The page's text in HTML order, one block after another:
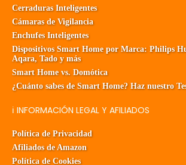
Cerraduras Inteligentes
Cámaras de Vigilancia
Enchufes Inteligentes
Dispositivos Smart Home por Marca: Philips
Aqara, Tado y más
Smart Home vs. Domótica
¿Cuánto sabes de Smart Home? Haz nuestro
ℹ️ INFORMACIÓN LEGAL Y AFILIADOS
Política de Privacidad
Afiliados de Amazon
Política de Cookies